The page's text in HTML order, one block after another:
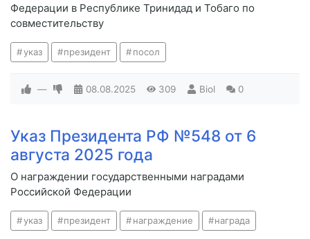
Федерации в Республике Тринидад и Тобаго по
совместительству
указ президент посол
— 08.08.2025 309 Biol 0
Указ Президента РФ №548 от 6
августа 2025 года
О награждении государственными наградами
Российской Федерации
указ президент награждение награда